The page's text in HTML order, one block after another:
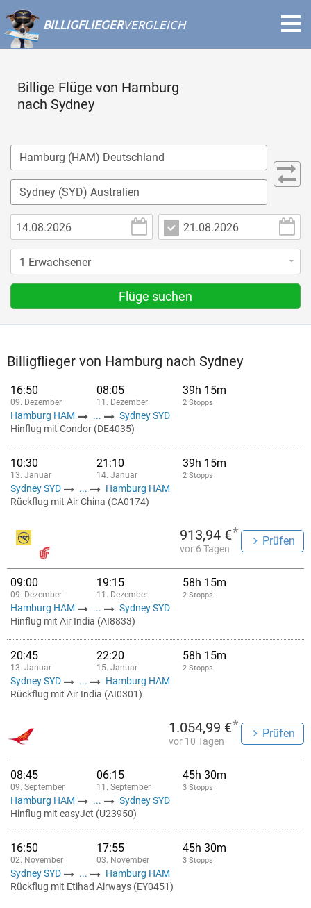
BILLIGFLIEGERVERGLEICH
Billige Flüge von Hamburg
nach Sydney
Flüge suchen
Billigflieger von Hamburg nach Sydney
16:50
09. Dezember
08:05
11. Dezember
39h 15m
2 Stopps
Hamburg HAM ...
Sydney SYD
Hinflug mit Condor (DE4035)
10:30
13. Januar
21:10
14. Januar
39h 15m
2 Stopps
Sydney SYD ...
Hamburg HAM
Rückflug mit Air China (CA0174)
913,94 €*
vor 6 Tagen
Prüfen
09:00
09. Dezember
19:15
11. Dezember
58h 15m
2 Stopps
Hamburg HAM ...
Sydney SYD
Hinflug mit Air India (AI8833)
20:45
13. Januar
22:20
15. Januar
58h 15m
2 Stopps
Sydney SYD ...
Hamburg HAM
Rückflug mit Air India (AI0301)
1.054,99 €*
vor 10 Tagen
Prüfen
08:45
09. September
06:15
11. September
45h 30m
3 Stopps
Hamburg HAM ...
Sydney SYD
Hinflug mit easyJet (U23950)
16:50
02. November
17:55
03. November
45h 30m
3 Stopps
Sydney SYD ...
Hamburg HAM
Rückflug mit Etihad Airways (EY0451)